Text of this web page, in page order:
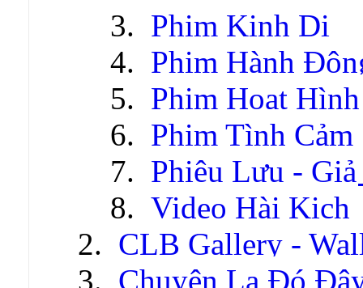
Phim Kinh Dị
Phim Hành
Phim Hoạt Hình
Phim Tình Cảm
Phiêu Lưu -
Video Hài Kịch
CLB Gallery -
Chuyện Lạ Đó